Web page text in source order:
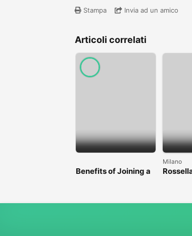
Stampa Invia ad un amico
Articoli correlati
Benefits of Joining a
Milano